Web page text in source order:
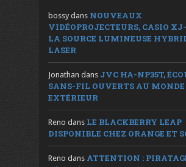
bossy dans NOUVEAUX
VIDÉOPROJECTEURS, CASIO
LA SOURCE LUMINEUSE
LASER
Jonathan dans JVC HA-NP35T,
SANS-FIL OUVERTS AU MONDE
EXTÉRIEUR
Reno dans LE BLACKBERRY LEAP
DISPONIBLE CHEZ ORANGE ET
Reno dans ATTENTION :